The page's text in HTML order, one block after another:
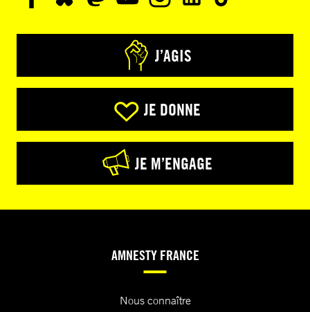
J’AGIS
JE DONNE
JE M’ENGAGE
AMNESTY FRANCE
Nous connaître